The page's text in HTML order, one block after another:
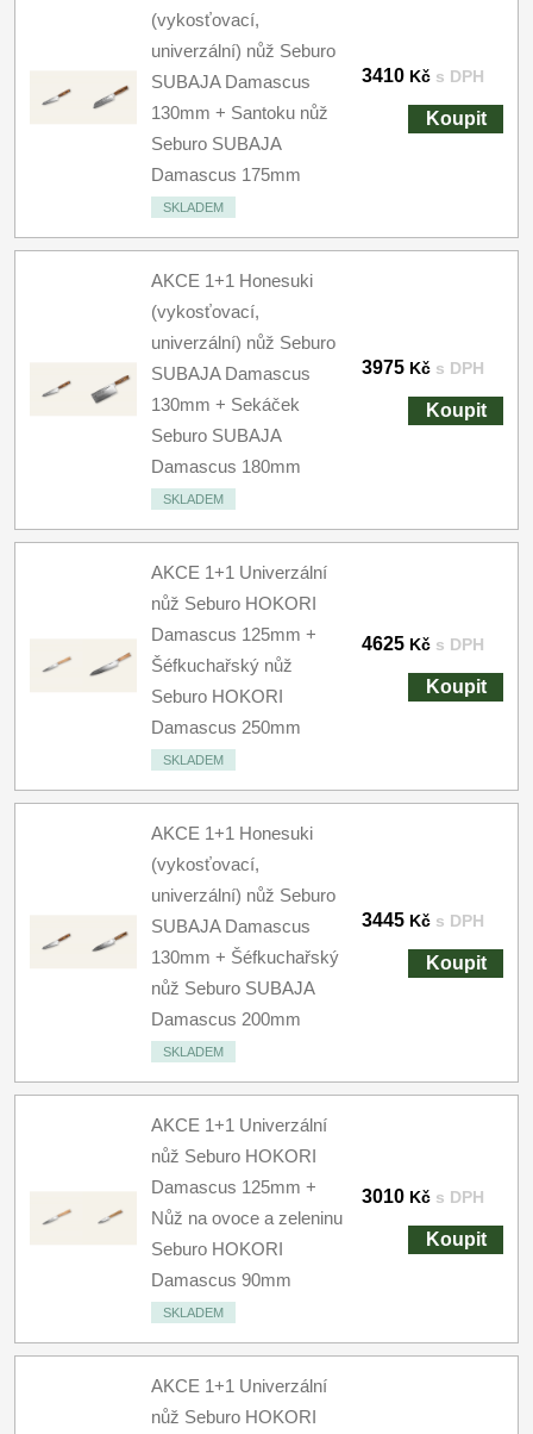
(vykosťovací,
univerzální) nůž Seburo
SUBAJA Damascus
130mm + Santoku nůž
Seburo SUBAJA
Damascus 175mm
SKLADEM
3410 Kč s DPH
Koupit
AKCE 1+1 Honesuki
(vykosťovací,
univerzální) nůž Seburo
SUBAJA Damascus
130mm + Sekáček
Seburo SUBAJA
Damascus 180mm
SKLADEM
3975 Kč s DPH
Koupit
AKCE 1+1 Univerzální
nůž Seburo HOKORI
Damascus 125mm +
Šéfkuchařský nůž
Seburo HOKORI
Damascus 250mm
SKLADEM
4625 Kč s DPH
Koupit
AKCE 1+1 Honesuki
(vykosťovací,
univerzální) nůž Seburo
SUBAJA Damascus
130mm + Šéfkuchařský
nůž Seburo SUBAJA
Damascus 200mm
SKLADEM
3445 Kč s DPH
Koupit
AKCE 1+1 Univerzální
nůž Seburo HOKORI
Damascus 125mm +
Nůž na ovoce a zeleninu
Seburo HOKORI
Damascus 90mm
SKLADEM
3010 Kč s DPH
Koupit
AKCE 1+1 Univerzální
nůž Seburo HOKORI